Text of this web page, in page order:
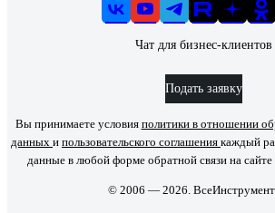
Чат для бизнес-клиентов
Подать заявку
Вы принимаете условия политики в отношении
данных и пользовательского соглашения каждый
данные в любой форме обратной связи на
© 2006 — 2026.